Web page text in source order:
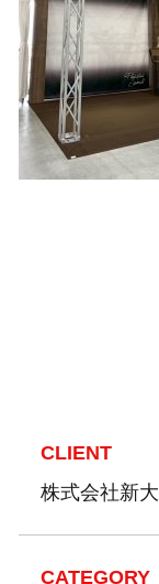
CLIENT
株式会社新
CATEGORY